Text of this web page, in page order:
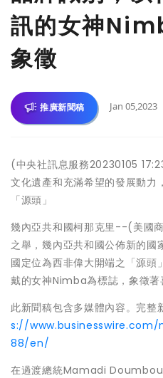
訊的女神
象徵
推廣新聞稿 Jan 05,2023
(中央社訊息服務20230105
文化遺產和充滿希望的發展動力
「源頭」
幾內亞共和國柯那克里--(美國
之舉，幾內亞共和國公佈新的國
國定位為西非偉大開端之「源頭
戴的女神Nimba為標誌，象徵著
此新聞稿包含多媒體內容。完整
s://
88/en/
在過渡總統Mamadi